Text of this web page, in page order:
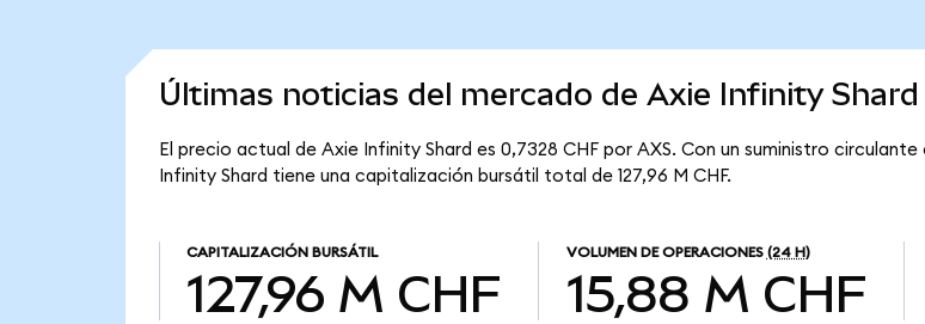
Últimas noticias del mercado de Axie Infinity Shard
El precio actual de Axie Infinity Shard es 0,7328 CHF por AXS. Con un suministro circulante
Infinity Shard tiene una capitalización bursátil total de 127,96 M CHF.
CAPITALIZACIÓN BURSÁTIL
127,96 M CHF
VOLUMEN DE OPERACIONES (24 H)
15,88 M CHF